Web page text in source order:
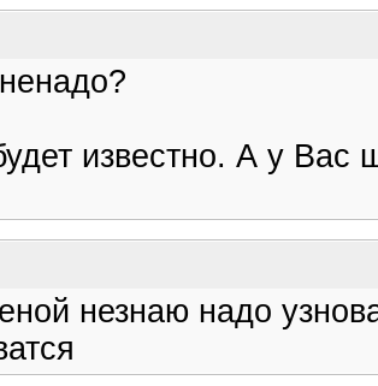
известно. А у Вас
незнаю надо